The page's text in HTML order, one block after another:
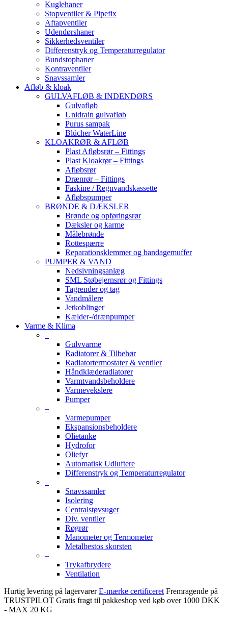
Kuglehaner
Stopventiler & Pipefix
Aftapventiler
Udendørshaner
Sikkerhedsventiler
Differenstryk og Temperaturregulator
Bundstophaner
Kontraventiler
Snavssamler
Afløb & kloak
GULVAFLØB & INDENDØRS
Gulvafløb
Unidrain gulvafløb
Purus sampak
Blücher WaterLine
KLOAKRØR & AFLØB
Plast Afløbsrør – Fittings
Plast Kloakrør – Fittings
Afløbsrør
Drænrør – Fittings
Faskine / Regnvandskassette
Afløbspumper
BRØNDE & DÆKSLER
Brønde og opføringsrør
Dæksler og karme
Målebrønde
Rottespærre
Reparationsklemmer og bandagemuffer
PUMPER & VAND
Nedsivningsanlæg
SML Støbejernsrør og Fittings
Tagrender og tag
Vandmålere
Jetkoblinger
Kælder-/drænpumper
Varme & Klima
–
Gulvvarme
Radiatorer & Tilbehør
Radiatortermostater & ventiler
Håndklæderadiatorer
Varmtvandsbeholdere
Varmevekslere
Pumper
–
Varmepumper
Ekspansionsbeholdere
Olietanke
Hydrofor
Oliefyr
Automatisk Udluftere
Differenstryk og Temperaturregulator
–
Snavssamler
Isolering
Centralstøvsuger
Div. ventiler
Røgrør
Manometer og Termometer
Metalbestos skorsten
–
Trykafbrydere
Ventilation
Hurtig levering på lagervarer E-mærke certificeret Fremragende på
TRUSTPILOT Gratis fragt til pakkeshop ved køb over 1000 DKK
- MAX 20 KG